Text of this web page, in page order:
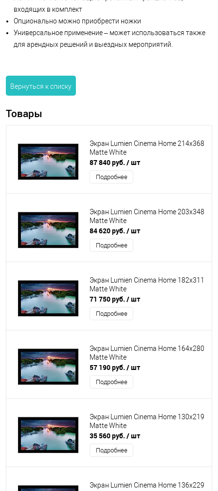
входящих в комплект
Опционально можно приобрести ножки
Универсальное применение – может использоваться также
для арендных решений и выездных мероприятий.
Вернуться к списку
Товары
Экран Lumien Cinema Home 214x368
Matte White
87 840 руб. / шт
Подробнее
Экран Lumien Cinema Home 203x348
Matte White
84 620 руб. / шт
Подробнее
Экран Lumien Cinema Home 182x311
Matte White
71 750 руб. / шт
Подробнее
Экран Lumien Cinema Home 164x280
Matte White
57 190 руб. / шт
Подробнее
Экран Lumien Cinema Home 130x219
Matte White
35 560 руб. / шт
Подробнее
Экран Lumien Cinema Home 136x229